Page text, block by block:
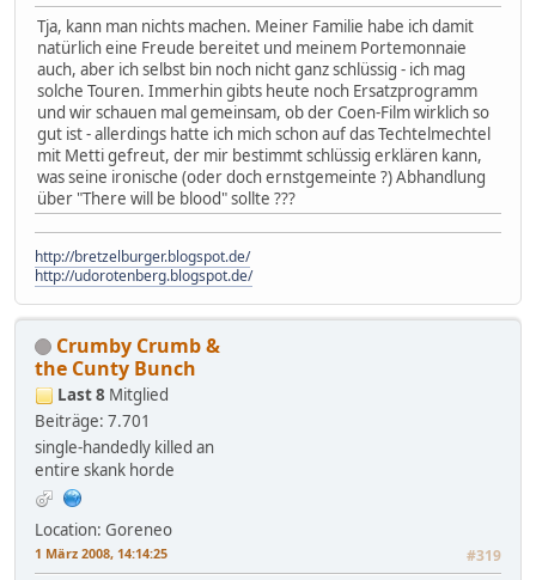
Tja, kann man nichts machen. Meiner Familie habe ich damit
natürlich eine Freude bereitet und meinem Portemonnaie
auch, aber ich selbst bin noch nicht ganz schlüssig - ich mag
solche Touren. Immerhin gibts heute noch Ersatzprogramm
und wir schauen mal gemeinsam, ob der Coen-Film wirklich so
gut ist - allerdings hatte ich mich schon auf das Techtelmechtel
mit Metti gefreut, der mir bestimmt schlüssig erklären kann,
was seine ironische (oder doch ernstgemeinte ?) Abhandlung
über "There will be blood" sollte ???
http://bretzelburger.blogspot.de/
http://udorotenberg.blogspot.de/
Crumby Crumb &
the Cunty Bunch
Last 8 Mitglied
Beiträge: 7.701
single-handedly killed an
entire skank horde
Location: Goreneo
1 März 2008, 14:14:25 #319